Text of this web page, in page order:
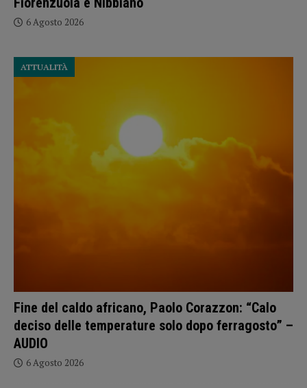
6 Agosto 2026
Fine del caldo africano, Paolo Corazzon: “Calo
deciso delle temperature solo dopo ferragosto” –
AUDIO
ATTUALITÀ
6 Agosto 2026